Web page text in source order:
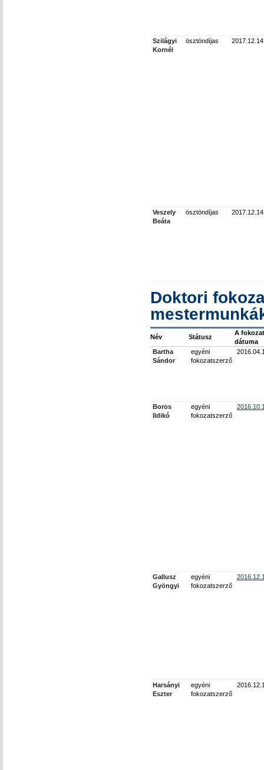
Szilágyi
Kornél
ösztöndíjas
Veszely
Beáta
ösztöndíjas
Doktori
Név Státusz
A fokozat
dátuma
Bartha
Sándor
egyéni
fokozatszerző
Boros
Ildikó
egyéni
fokozatszerző
Gallusz
Gyöngyi
egyéni
fokozatszerző
Harsányi
Eszter
egyéni
fokozatszerző